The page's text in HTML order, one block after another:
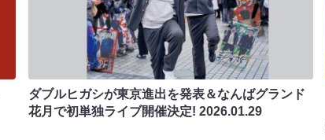
ダブルヒガシが東京進出を発表＆なんばグランド
花月で初単独ライブ開催決定!2026.01.29